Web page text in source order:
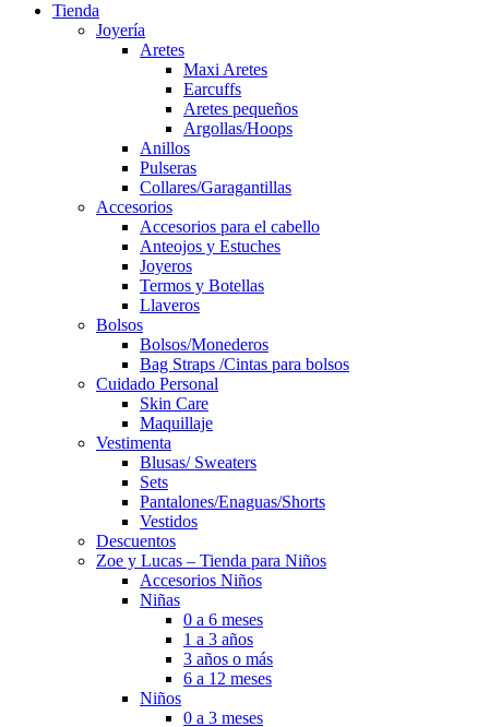
Tienda
Joyería
Aretes
Maxi Aretes
Earcuffs
Aretes pequeños
Argollas/Hoops
Anillos
Pulseras
Collares/Garagantillas
Accesorios
Accesorios para el cabello
Anteojos y Estuches
Joyeros
Termos y Botellas
Llaveros
Bolsos
Bolsos/Monederos
Bag Straps /Cintas para bolsos
Cuidado Personal
Skin Care
Maquillaje
Vestimenta
Blusas/ Sweaters
Sets
Pantalones/Enaguas/Shorts
Vestidos
Descuentos
Zoe y Lucas – Tienda para Niños
Accesorios Niños
Niñas
0 a 6 meses
1 a 3 años
3 años o más
6 a 12 meses
Niños
0 a 3 meses